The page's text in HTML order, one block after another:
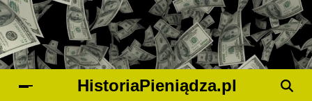
HistoriaPieniądza.pl